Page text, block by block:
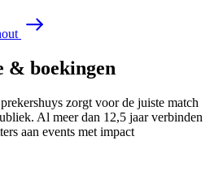
& boekingen
zorgt voor de juiste match
Al meer dan 12,5 jaar verbinden
aan events met impact